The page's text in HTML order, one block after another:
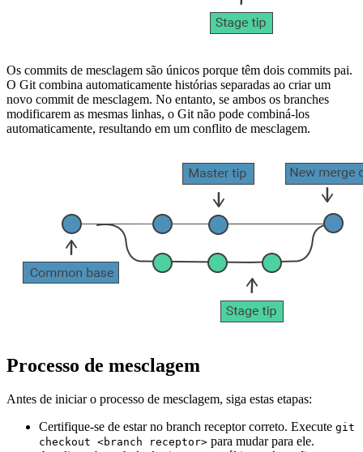
Os commits de mesclagem são únicos porque têm dois commits pai.
O Git combina automaticamente histórias separadas ao criar um
novo commit de mesclagem. No entanto, se ambos os branches
modificarem as mesmas linhas, o Git não pode combiná-los
automaticamente, resultando em um conflito de mesclagem.
Processo de mesclagem
Antes de iniciar o processo de mesclagem, siga estas etapas:
Certifique-se de estar no branch receptor correto. Execute git
checkout <branch receptor> para mudar para ele.